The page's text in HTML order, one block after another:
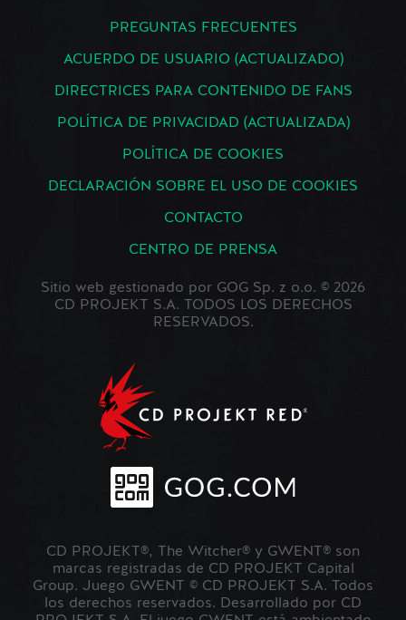
PREGUNTAS FRECUENTES
ACUERDO DE USUARIO (ACTUALIZADO)
DIRECTRICES PARA CONTENIDO DE FANS
POLÍTICA DE PRIVACIDAD (ACTUALIZADA)
POLÍTICA DE COOKIES
DECLARACIÓN SOBRE EL USO DE COOKIES
CONTACTO
CENTRO DE PRENSA
Sitio web gestionado por GOG Sp. z o.o. © 2026
CD PROJEKT S.A. TODOS LOS DERECHOS
RESERVADOS.
CD PROJEKT®, The Witcher® y GWENT® son
marcas registradas de CD PROJEKT Capital
Group. Juego GWENT © CD PROJEKT S.A. Todos
los derechos reservados. Desarrollado por CD